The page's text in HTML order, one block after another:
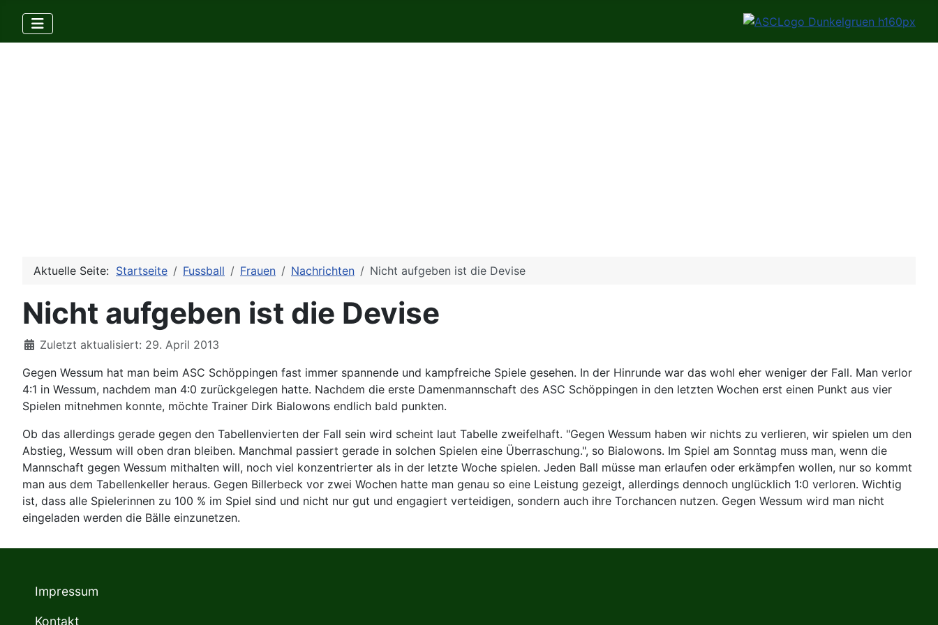
Aktuelle Seite: Startseite Fussball Frauen Nachrichten Nicht aufgeben ist die Devise
Nicht aufgeben ist die Devise
DetailsZuletzt aktualisiert: 29. April 2013
Gegen Wessum hat man beim ASC Schöppingen fast immer spannende und kampfreiche Spiele gesehen. In der Hinrunde war das wohl eher weniger der Fall. Man verlor
4:1 in Wessum, nachdem man 4:0 zurückgelegen hatte. Nachdem die erste Damenmannschaft des ASC Schöppingen in den letzten Wochen erst einen Punkt aus vier
Spielen mitnehmen konnte, möchte Trainer Dirk Bialowons endlich bald punkten.
Ob das allerdings gerade gegen den Tabellenvierten der Fall sein wird scheint laut Tabelle zweifelhaft. "Gegen Wessum haben wir nichts zu verlieren, wir spielen um den
Abstieg, Wessum will oben dran bleiben. Manchmal passiert gerade in solchen Spielen eine Überraschung.", so Bialowons. Im Spiel am Sonntag muss man, wenn die
Mannschaft gegen Wessum mithalten will, noch viel konzentrierter als in der letzte Woche spielen. Jeden Ball müsse man erlaufen oder erkämpfen wollen, nur so kommt
man aus dem Tabellenkeller heraus. Gegen Billerbeck vor zwei Wochen hatte man genau so eine Leistung gezeigt, allerdings dennoch unglücklich 1:0 verloren. Wichtig
ist, dass alle Spielerinnen zu 100 % im Spiel sind und nicht nur gut und engagiert verteidigen, sondern auch ihre Torchancen nutzen. Gegen Wessum wird man nicht
eingeladen werden die Bälle einzunetzen.
Impressum
Kontakt